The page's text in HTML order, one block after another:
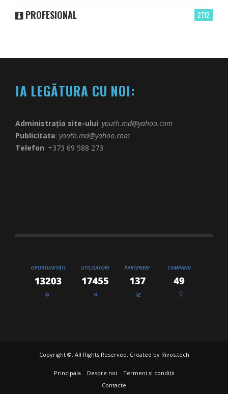
2712
PROFESIONAL
IA LEGĂTURA CU NOI:
Administrația site-ului: youth.md@yahoo.com
Publicitate: youth.md@yahoo.com
Telefon: +373 69 588 273
Copyright ©. All Rights Reserved. Created by Rivos.tech
Principala Despre noi
Termeni și condiții
Contacte